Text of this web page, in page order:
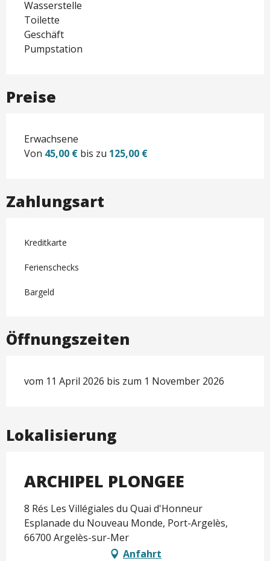
Wasserstelle
Toilette
Geschäft
Pumpstation
Preise
Erwachsene
Von 45,00 € bis zu 125,00 €
Zahlungsart
Kreditkarte
Ferienschecks
Bargeld
Öffnungszeiten
vom 11 April 2026 bis zum 1 November 2026
Lokalisierung
ARCHIPEL PLONGEE
8 Rés Les Villégiales du Quai d'Honneur
Esplanade du Nouveau Monde, Port-Argelès,
66700 Argelès-sur-Mer
Anfahrt